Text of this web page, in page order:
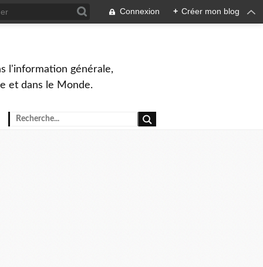
Connexion + Créer mon blog
l'information générale,
et dans le Monde.